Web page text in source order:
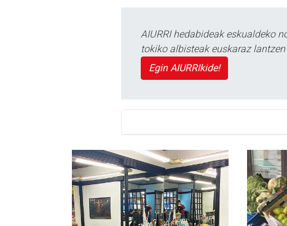
AIURRI hedabideak eskualdeko
tokiko albisteak euskaraz
Egin AIURRIkide!